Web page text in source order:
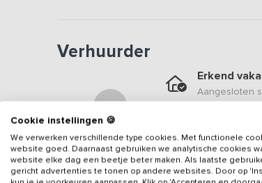
Verhuurder
Erkend
Aangesloten
Een 9.1 op
Veilig &
Gegevens
Cookie instellingen 🍪
We verwerken verschillende type cookies. Met functionele
website goed. Daarnaast gebruiken we analytische cookies
website elke dag een beetje beter maken. Als laatste
gericht advertenties te tonen op andere websites. Door op